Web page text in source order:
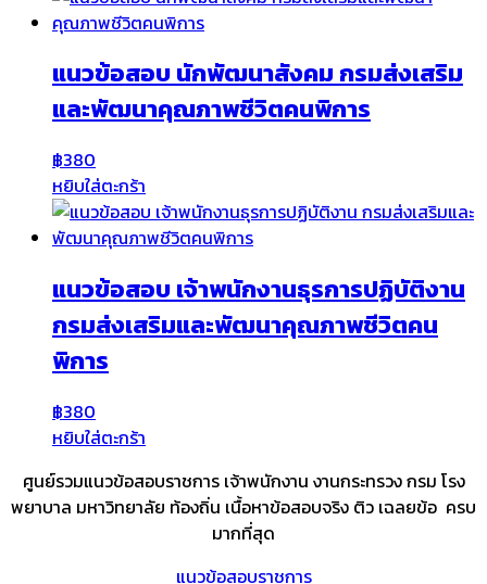
แนวข้อสอบ นักพัฒนาสังคม กรมส่งเสริม
และพัฒนาคุณภาพชีวิตคนพิการ
฿380
หยิบใส่ตะกร้า
แนวข้อสอบ เจ้าพนักงานธุรการปฏิบัติงาน
กรมส่งเสริมและพัฒนาคุณภาพชีวิตคน
พิการ
฿380
หยิบใส่ตะกร้า
ศูนย์รวมแนวข้อสอบราชการ เจ้าพนักงาน งานกระทรวง กรม โรง
พยาบาล มหาวิทยาลัย ท้องถิ่น เนื้อหาข้อสอบจริง ติว เฉลยข้อ ครบ
มากที่สุด
แนวข้อสอบราชการ